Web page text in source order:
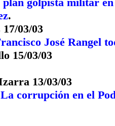
.
17/03/03
José Rangel
15/03/03
13/03/03
corrupción en el